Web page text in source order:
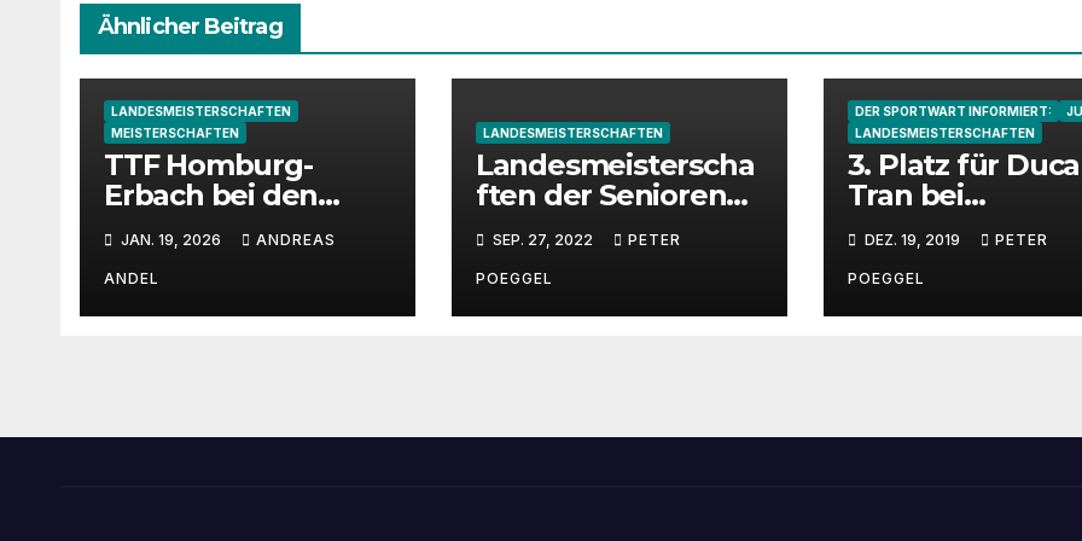
Ähnlicher Beitrag
LANDESMEISTERSCHAFTEN
MEISTERSCHAFTEN
TTF Homburg-
Erbach bei den
aften im
Tischtennis 25/26
JAN. 19, 2026 ANDREAS
ANDEL
LANDESMEISTERSCHAFTEN
Landesmeisterscha
ften der Senioren
SEP. 27, 2022 PETER
POEGGEL
DER SPORTWART INFORMIERT:
LANDESMEISTERSCHAFTEN
3. Platz für
Tran bei
aft der Jugend
DEZ. 19, 2019 PETER
POEGGEL